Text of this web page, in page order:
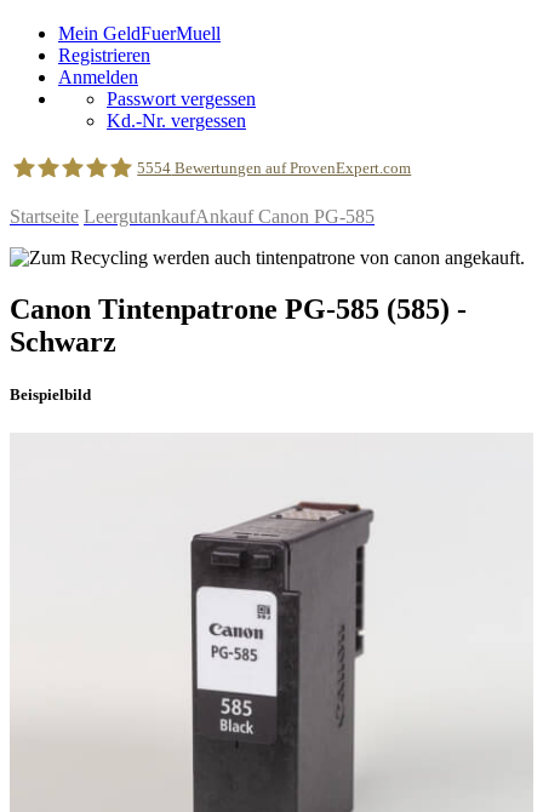
Mein GeldFuerMuell
Registrieren
Anmelden
Passwort vergessen
Kd.-Nr. vergessen
5554 Bewertungen auf ProvenExpert.com
Startseite LeergutankaufAnkauf Canon PG-585
Canon Tintenpatrone PG-585 (585) -
Schwarz
Beispielbild